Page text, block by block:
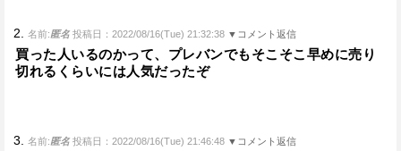
2. 名前:匿名 投稿日：2022/08/16(Tue) 21:32:38 ▼コメント返信
買った人いるのかって、プレバンでもそこそこ早めに売り
切れるくらいには人気だったぞ
3. 名前:匿名 投稿日：2022/08/16(Tue) 21:46:48 ▼コメント返信